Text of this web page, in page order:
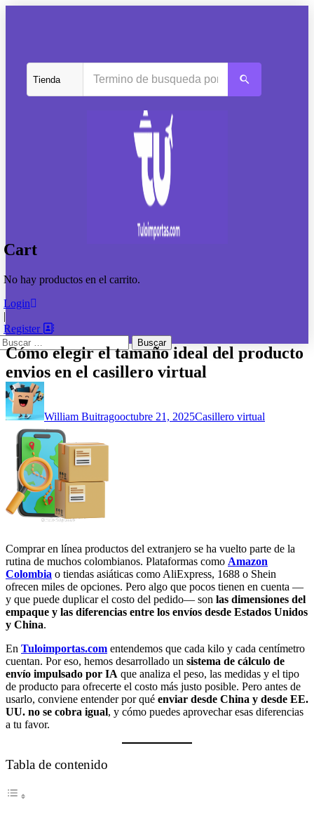
Cart
No hay productos en el carrito.
Login
|
Register
Cómo elegir el tamaño ideal del producto
envios en el casillero virtual
William Buitragooctubre 21, 2025Casillero virtual
Comprar en línea productos del extranjero se ha vuelto parte de la
rutina de muchos colombianos. Plataformas como Amazon
Colombia o tiendas asiáticas como AliExpress, 1688 o Shein
ofrecen miles de opciones. Pero algo que pocos tienen en cuenta —
y que puede duplicar el costo del pedido— son las dimensiones del
empaque y las diferencias entre los envíos desde Estados Unidos
y China.
En Tuloimportas.com entendemos que cada kilo y cada centímetro
cuentan. Por eso, hemos desarrollado un sistema de cálculo de
envío impulsado por IA que analiza el peso, las medidas y el tipo
de producto para ofrecerte el costo más justo posible. Pero antes de
usarlo, conviene entender por qué enviar desde China y desde EE.
UU. no se cobra igual, y cómo puedes aprovechar esas diferencias
a tu favor.
Tabla de contenido